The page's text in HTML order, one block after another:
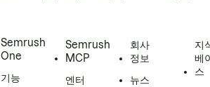
Semrush
One
기능
Semrush
MCP
엔터
회사
정보
뉴스
지
베
스